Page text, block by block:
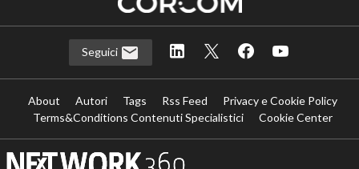
Seguici
About Autori Tags Rss Feed
Privacy e Cookie Policy
Terms&Conditions Contenuti Specialistici
Cookie Center